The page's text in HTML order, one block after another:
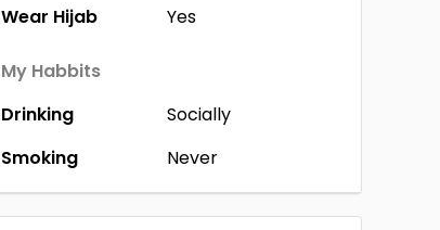
Wear Hijab
Yes
My Habbits
Drinking
Socially
Smoking
Never